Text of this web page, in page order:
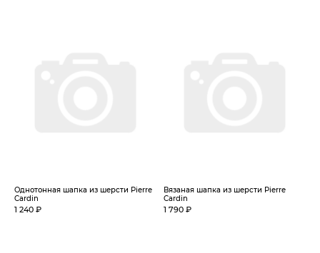
Однотонная шапка из шерсти Pierre
Cardin
1 240 ₽
Вязаная шапка из шерсти Pierre
Cardin
1 790 ₽